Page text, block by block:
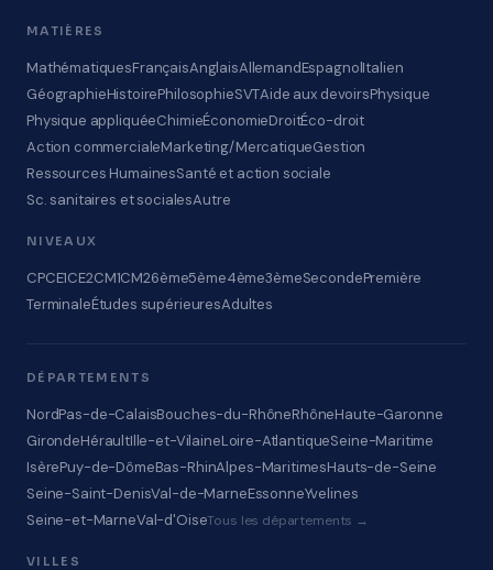
MATIÈRES
MathématiquesFrançaisAnglaisAllemandEspagnolItalien
GéographieHistoirePhilosophieSVTAide aux devoirsPhysique
Physique appliquéeChimieÉconomieDroitÉco-droit
Action commercialeMarketing/MercatiqueGestion
Ressources HumainesSanté et action sociale
Sc. sanitaires et socialesAutre
NIVEAUX
CPCE1CE2CM1CM26ème5ème4ème3èmeSecondePremière
TerminaleÉtudes supérieuresAdultes
DÉPARTEMENTS
NordPas-de-CalaisBouches-du-RhôneRhôneHaute-Garonne
GirondeHéraultIlle-et-VilaineLoire-AtlantiqueSeine-Maritime
IsèrePuy-de-DômeBas-RhinAlpes-MaritimesHauts-de-Seine
Seine-Saint-DenisVal-de-MarneEssonneYvelines
Seine-et-MarneVal-d'OiseTous les départements →
VILLES